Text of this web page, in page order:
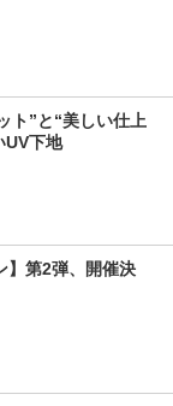
ト”と“美しい仕上
UV下地
】第2弾、開催決